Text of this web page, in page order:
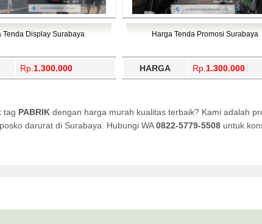
Tenda Display Surabaya
Rp. 1.300.000
Harga Tenda Promosi Surabaya
HARGA Rp. 1.300.000
tag PABRIKdengan harga murah kualitas terbaik? Kami adalah
darurat di Surabaya. Hubungi WA0822-5779-5508untuk